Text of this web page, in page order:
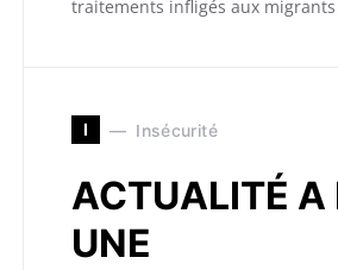
traitements infligés aux
I Insécurité
ACTUALITÉ A
UNE